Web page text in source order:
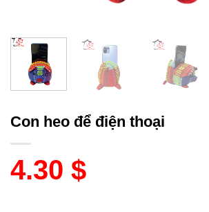
Con heo để điện thoại
4.30 $